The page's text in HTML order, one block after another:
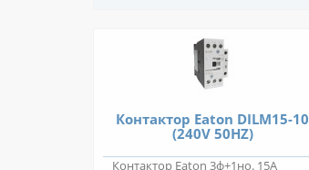
Контактор Eaton DILM15-10
(240V 50HZ)
Контактор Eaton 3ф+1но. 15А